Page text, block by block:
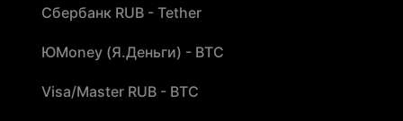
Сбербанк RUB - Tether
ЮMoney (Я.Деньги) - BTC
Visa/Master RUB - BTC